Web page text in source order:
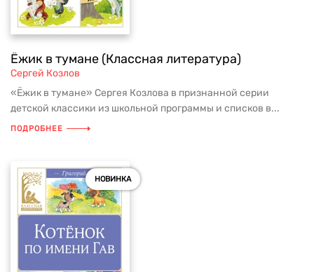
Ёжик в тумане (Классная литература)
Сергей Козлов
«Ёжик в тумане» Сергея Козлова в признанной серии
детской классики из школьной программы и списков в...
ПОДРОБНЕЕ
НОВИНКА